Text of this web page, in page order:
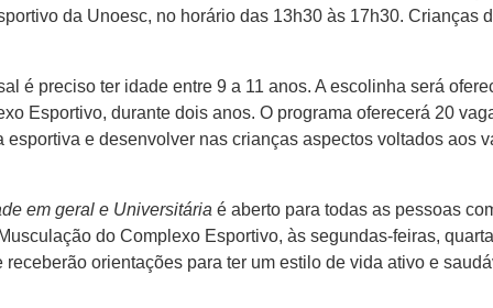
da Unoesc, no horário das 13h30 às 17h30. Crianças
é preciso ter idade entre 9 a 11 anos. A escolinha será
Esportivo, durante dois anos. O programa oferecerá 20
e desenvolver nas crianças aspectos voltados aos
em geral e Universitária é aberto para todas as pessoas
do Complexo Esportivo, às segundas-feiras,
orientações para ter um estilo de vida ativo e